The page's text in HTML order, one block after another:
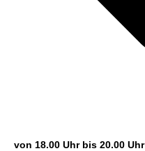
von 18.00 Uhr bis 20.00 Uhr